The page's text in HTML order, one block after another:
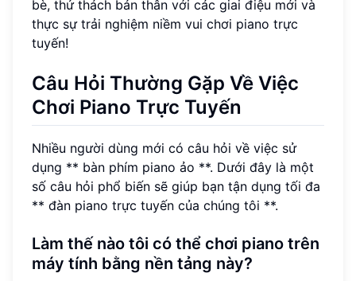
bè, thử thách bản thân với các giai điệu mới và
thực sự trải nghiệm niềm vui chơi piano trực
tuyến!
Câu Hỏi Thường Gặp Về Việc
Chơi Piano Trực Tuyến
Nhiều người dùng mới có câu hỏi về việc sử
dụng ** bàn phím piano ảo **. Dưới đây là một
số câu hỏi phổ biến sẽ giúp bạn tận dụng tối đa
** đàn piano trực tuyến của chúng tôi **.
Làm thế nào tôi có thể chơi piano trên
máy tính bằng nền tảng này?